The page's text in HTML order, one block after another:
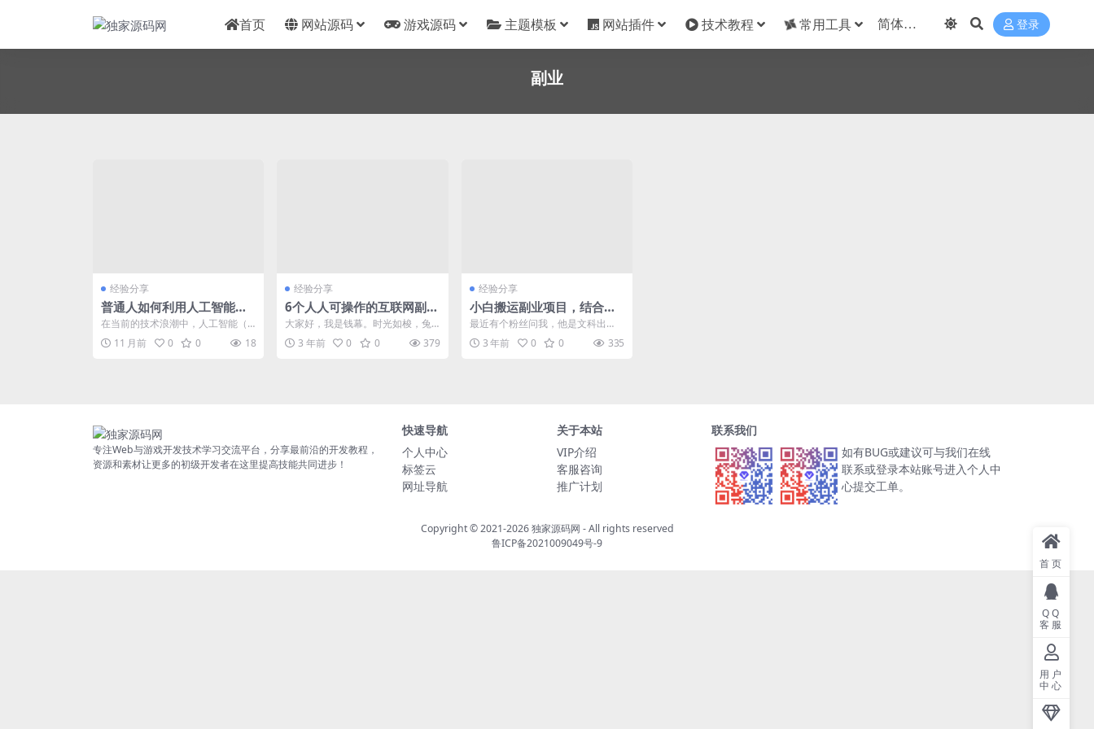
首页 网站源码 游戏源码 主题模板 网站插件 技术教程 常用工具 登录
副业
经验分享
普通人如何利用人工智能赚
钱副业 提供实用价值
在当前的技术浪潮中，人工智能（A
I）已经渗透到各行各业，为普通人
提供了新的赚钱副...
11 月前 0 0 18
经验分享
6个人人可操作的互联网副业
项目
大家好，我是钱幕。时光如梭，兔
年已过去三分之一，如果你还在找
项目，请先停一停，听...
3 年前 0 0 379
经验分享
小白搬运副业项目，结合本
地运营月入过万
最近有个粉丝问我，他是文科出
身，现在在做房地产中介工作，想
和我一样运营一个公众号...
3 年前 0 0 335
专注Web与游戏开发技术学习交流平台，分享最前沿的开发教程，
资源和素材让更多的初级开发者在这里提高技能共同进步！
快速导航
个人中心
标签云
网址导航
关于本站
VIP介绍
客服咨询
推广计划
联系我们
如有BUG或建议可与我们在线
联系或登录本站账号进入个人中
心提交工单。
Copyright © 2021-2026独家源码网 - All rights reserved
鲁ICP备2021009049号-9
首页
QQ
客服
用户
中心